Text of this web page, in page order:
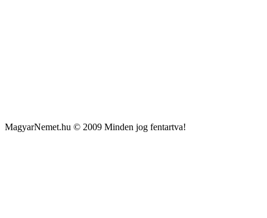
MagyarNemet.hu © 2009 Minden jog fentartva!